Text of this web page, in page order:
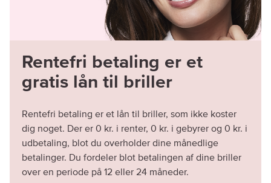
Rentefri betaling er et
gratis lån til briller
Rentefri betaling er et lån til briller, som ikke koster
dig noget. Der er 0 kr. i renter, 0 kr. i gebyrer og 0 kr. i
udbetaling, blot du overholder dine månedlige
betalinger. Du fordeler blot betalingen af dine briller
over en periode på 12 eller 24 måneder.